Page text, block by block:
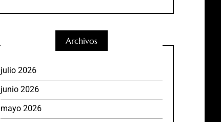
Archivos
julio 2026
junio 2026
mayo 2026